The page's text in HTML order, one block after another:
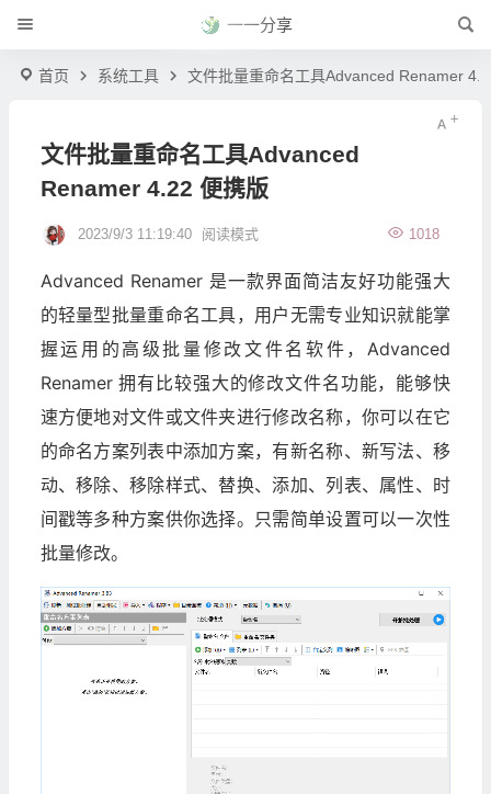
一一分享
首页 系统工具 文件批量重命名工具Advanced Renamer
文件批量重命名工具Advanced
Renamer 4.22 便携版
2023/9/3 11:19:40 1018
阅读模式
Advanced Renamer 是一款界面简洁友好功能强大
的轻量型批量重命名工具，用户无需专业知识就能掌
握运用的高级批量修改文件名软件，Advanced
Renamer 拥有比较强大的修改文件名功能，能够快
速方便地对文件或文件夹进行修改名称，你可以在它
的命名方案列表中添加方案，有新名称、新写法、移
动、移除、移除样式、替换、添加、列表、属性、时
间戳等多种方案供你选择。只需简单设置可以一次性
批量修改。